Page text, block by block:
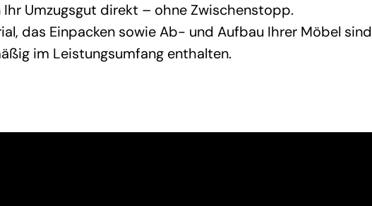
Umzugsgut direkt – ohne Zwischenstopp.
das Einpacken sowie Ab- und Aufbau Ihrer Möbel sind
im Leistungsumfang enthalten.